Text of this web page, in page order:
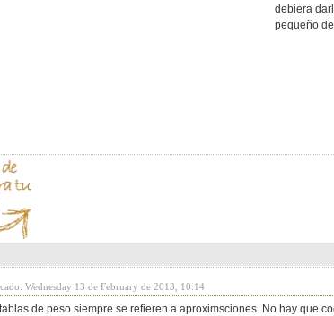
debiera
pequeño
Wednesday 13 de February de 2013, 10:14
de peso siempre se refieren a aproximsciones. No hay que